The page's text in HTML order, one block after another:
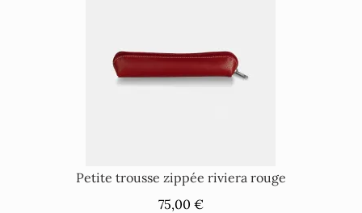
Petite trousse zippée riviera rouge
75,00 €